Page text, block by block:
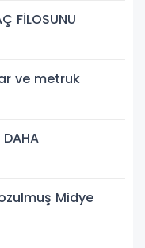
FİLOSUNU
ve metruk
DAHA
Midye